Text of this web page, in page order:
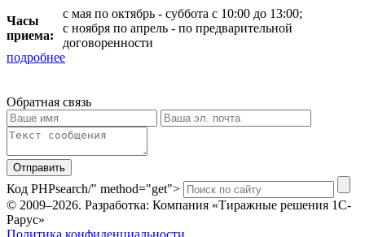
Часы
приема:
с мая по октябрь - суббота с 10:00 до 13:00;
с ноября по апрель - по предварительной
договоренности
подробнее
Обратная связь
Отправить
Код PHPsearch/" method="get">
© 2009–2026. Разработка: Компания «Тиражные решения 1С-
Рарус»
Политика конфиденциальности